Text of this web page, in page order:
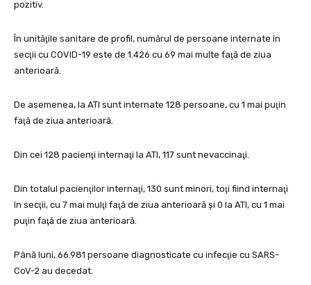
pozitiv.
În unităţile sanitare de profil, numărul de persoane internate în
secţii cu COVID-19 este de 1.426 cu 69 mai multe faţă de ziua
anterioară.
De asemenea, la ATI sunt internate 128 persoane, cu 1 mai puţin
faţă de ziua anterioară.
Din cei 128 pacienţi internaţi la ATI, 117 sunt nevaccinaţi.
Din totalul pacienţilor internaţi, 130 sunt minori, toţi fiind internaţi
în secţii, cu 7 mai mulţi faţă de ziua anterioară şi 0 la ATI, cu 1 mai
puţin faţă de ziua anterioară.
Până luni, 66.981 persoane diagnosticate cu infecţie cu SARS-
CoV-2 au decedat.